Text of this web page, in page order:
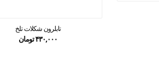
تابلرون شکلات تلخ
۴۳۰,۰۰۰تومان